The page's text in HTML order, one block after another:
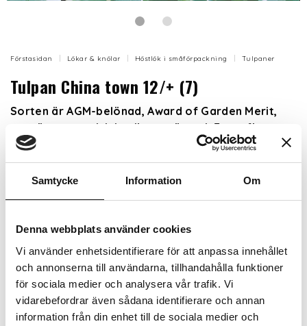
Samtycke Information Om
Denna webbplats använder cookies
Vi använder enhetsidentifierare för att anpassa innehållet
och annonserna till användarna, tillhandahålla funktioner
för sociala medier och analysera vår trafik. Vi
vidarebefordrar även sådana identifierare och annan
information från din enhet till de sociala medier och
Förstasidan Lökar & knölar Höstlök i småförpackning Tulpaner
Tulpan China town 12/+ (7)
Sorten är AGM-belönad, Award of Garden Merit,
som är en engelsk kvalitetsstämpel. Extra fin
utmärkelse som utfärdas av anrika brittiska Royal
Horticultural Society, RHS. Den ges till särskilt
odlingsvärda och friska sorter.
Fantastisk grönbandad rosa tulpan. Tålig och
Artikelnr: SVS80345
Beställningsvara, 1-2v
Inkl. moms: 53 kr